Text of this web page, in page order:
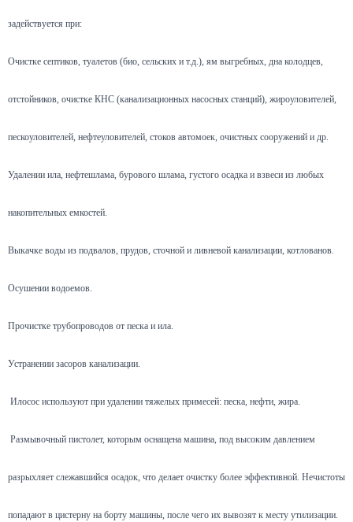
задействуется при:
Очистке септиков, туалетов (био, сельских и т.д.), ям выгребных, дна колодцев,
отстойников, очистке КНС (канализационных насосных станций), жироуловителей,
пескоуловителей, нефтеуловителей, стоков автомоек, очистных сооружений и др.
Удалении ила, нефтешлама, бурового шлама, густого осадка и взвеси из любых
накопительных емкостей.
Выкачке воды из подвалов, прудов, сточной и ливневой канализации, котлованов.
Осушении водоемов.
Прочистке трубопроводов от песка и ила.
Устранении засоров канализации.
Илосос используют при удалении тяжелых примесей: песка, нефти, жира.
Размывочный пистолет, которым оснащена машина, под высоким давлением
разрыхляет слежавшийся осадок, что делает очистку более эффективной. Нечистоты
попадают в цистерну на борту машины, после чего их вывозят к месту утилизации.